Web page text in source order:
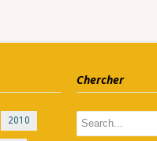
2010
Chercher